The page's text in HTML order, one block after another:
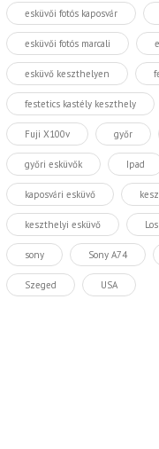
esküvői fotós kaposvár
esküvői fotós marcali
esküvő keszthelyen
festetics kastély keszthely
Fuji X100v győr
győri esküvők Ipad
kaposvári esküvő
keszthelyi esküvő
sony Sony A74
Szeged USA